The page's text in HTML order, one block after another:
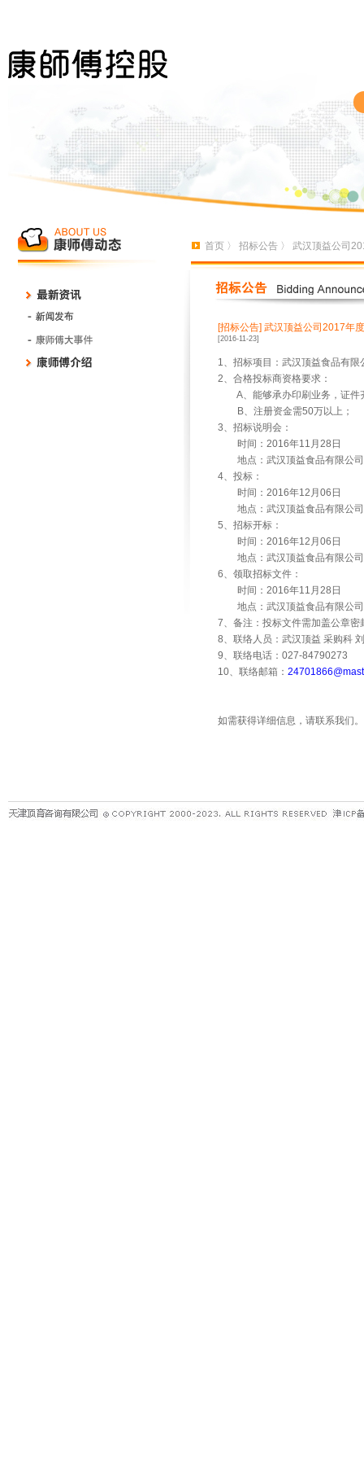
首页 〉 招标公告 〉 武汉顶益公司
[招标公告] 武汉顶益公司2017年
[2016-11-23]
1、招标项目：武汉顶益食品有限
2、合格投标商资格要求：
A、能够承办印刷业务，证
B、注册资金需50万以上；
3、招标说明会：
时间： 2016年11 月 28 日
地点：武汉顶益食品有限公
4、投标：
时间： 2016年12 月 06 日
地点：武汉顶益食品有限公司
5、招标开标：
时间： 2016年12 月 06 日
地点：武汉顶益食品有限公
6、领取招标文件：
时间： 2016年11 月 28 日
地点：武汉顶益食品有限公
7、备注：投标文件需加盖公章密
8、联络人员：武汉顶益 采购科
9、联络电话： 027-84790273
10、联络邮箱：
如需获得详细信息，请联系我们。